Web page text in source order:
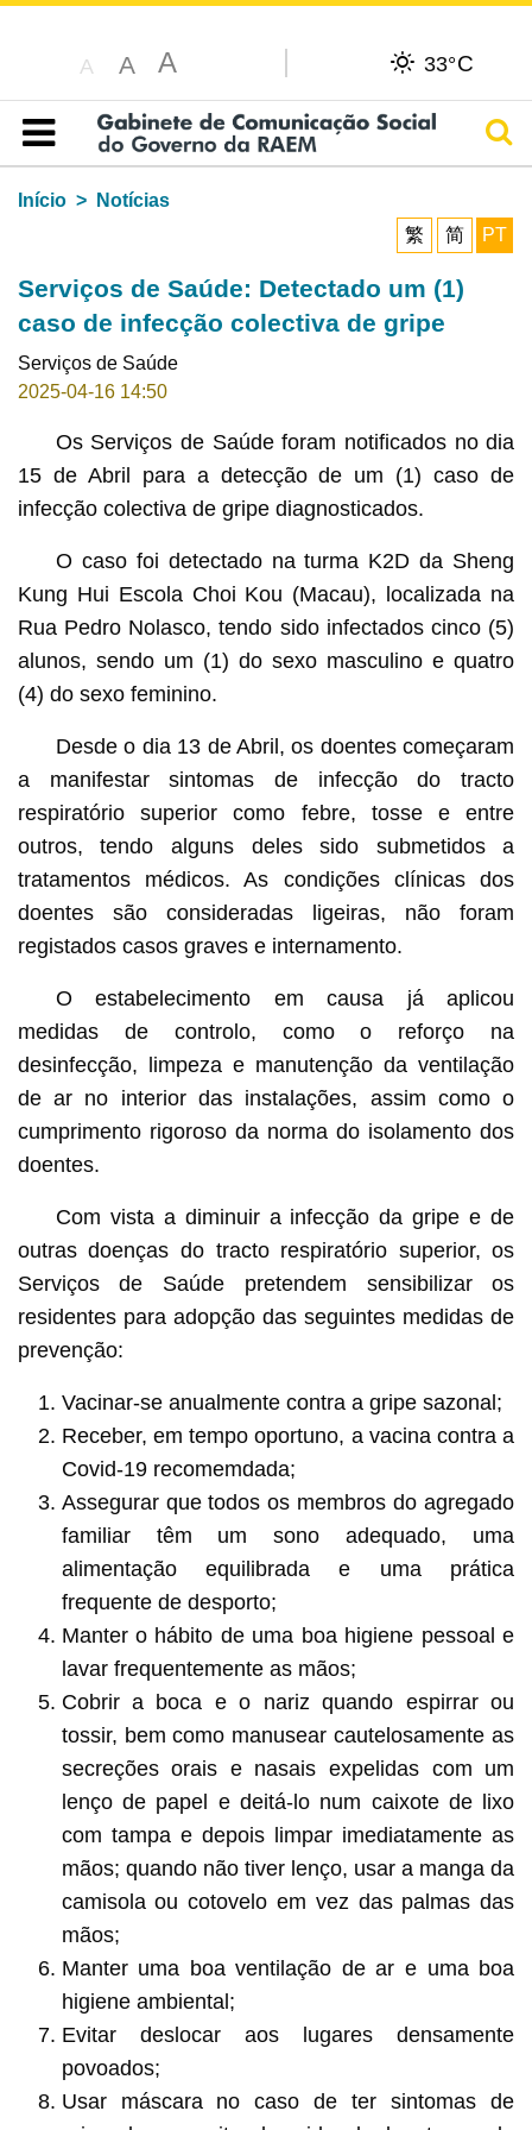
A A A 33°C
Índice
Início
Notícias
繁
简 PT
Serviços de Saúde: Detectado um (1)
caso de infecção colectiva de gripe
Serviços de Saúde
2025-04-16 14:50
Os Serviços de Saúde foram notificados no dia
15 de Abril para a detecção de um (1) caso de
infecção colectiva de gripe diagnosticados.
O caso foi detectado na turma K2D da Sheng
Kung Hui Escola Choi Kou (Macau), localizada na
Rua Pedro Nolasco, tendo sido infectados cinco (5)
alunos, sendo um (1) do sexo masculino e quatro
(4) do sexo feminino.
Desde o dia 13 de Abril, os doentes começaram
a manifestar sintomas de infecção do tracto
respiratório superior como febre, tosse e entre
outros, tendo alguns deles sido submetidos a
tratamentos médicos. As condições clínicas dos
doentes são consideradas ligeiras, não foram
registados casos graves e internamento.
O estabelecimento em causa já aplicou
medidas de controlo, como o reforço na
desinfecção, limpeza e manutenção da ventilação
de ar no interior das instalações, assim como o
cumprimento rigoroso da norma do isolamento dos
doentes.
Com vista a diminuir a infecção da gripe e de
outras doenças do tracto respiratório superior, os
Serviços de Saúde pretendem sensibilizar os
residentes para adopção das seguintes medidas de
prevenção:
Vacinar-se anualmente contra a gripe sazonal;
Receber, em tempo oportuno, a vacina contra a
Covid-19 recomemdada;
Assegurar que todos os membros do agregado
familiar têm um sono adequado, uma
alimentação equilibrada e uma prática
frequente de desporto;
Manter o hábito de uma boa higiene pessoal e
lavar frequentemente as mãos;
Cobrir a boca e o nariz quando espirrar ou
tossir, bem como manusear cautelosamente as
secreções orais e nasais expelidas com um
lenço de papel e deitá-lo num caixote de lixo
com tampa e depois limpar imediatamente as
mãos; quando não tiver lenço, usar a manga da
camisola ou cotovelo em vez das palmas das
mãos;
Manter uma boa ventilação de ar e uma boa
higiene ambiental;
Evitar deslocar aos lugares densamente
povoados;
Usar máscara no caso de ter sintomas de